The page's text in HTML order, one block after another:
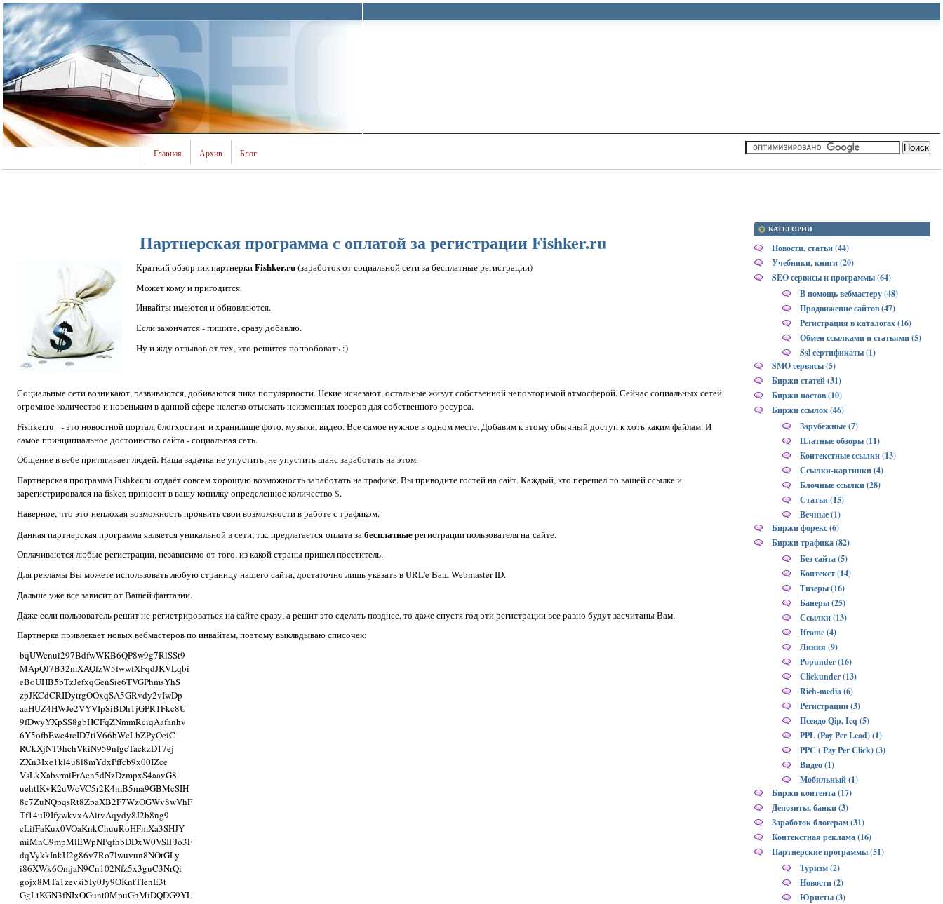
Главная Архив Блог
Партнерская программа с оплатой за регистрации Fishker.ru
Краткий обзорчик партнеркиFishker.ru(заработок от социальной сети за бесплатные регистрации)
Может кому и пригодится.
Инвайты имеются и обновляются.
Если закончатся - пишите, сразу добавлю.
Ну и жду отзывов от тех, кто решится попробовать :)
Социальные сети возникают, развиваются, добиваются пика популярности. Некие исчезают, остальные живут собственной неповторимой атмосферой. Сейчас социальных сетей
огромное количество и новеньким в данной сфере нелегко отыскать неизменных юзеров для собственного ресурса.
Fishker.ru - это новостной портал, блогхостинг и хранилище фото, музыки, видео. Все самое нужное в одном месте. Добавим к этому обычный доступ к хоть каким файлам. И
самое принципиальное достоинство сайта - социальная сеть.
Общение в вебе притягивает людей. Наша задачка не упустить, не упустить шанс заработать на этом.
Партнерская программа Fishker.ru отдаёт совсем хорошую возможность заработать на трафике. Вы приводите гостей на сайт. Каждый, кто перешел по вашей ссылке и
зарегистрировался на fisker, приносит в вашу копилку определенное количество $.
Наверное, что это неплохая возможность проявить свои возможности в работе с трафиком.
Данная партнерская программа является уникальной в сети, т.к. предлагается оплата за бесплатныерегистрации пользователя на сайте.
Оплачиваются любые регистрации, независимо от того, из какой страны пришел посетитель.
Для рекламы Вы можете использовать любую страницу нашего сайта, достаточно лишь указать в URL'e Ваш Webmaster ID.
Дальше уже все зависит от Вашей фантазии.
Даже если пользователь решит не регистрироваться на сайте сразу, а решит это сделать позднее, то даже спустя год эти регистрации все равно будут засчитаны Вам.
Партнерка привлекает новых вебмастеров по инвайтам, поэтому выклвдываю списочек:
bqUWenui297BdfwWKB6QP8w9g7RlSSt9
MApQJ7B32mXAQfzW5fwwfXFqdJKVLqbi
eBoUHB5bTzJefxqGenSie6TVGPhmsYhS
zpJKCdCRIDytrgOOxqSA5GRvdy2vIwDp
aaHUZ4HWJe2VYVIpSiBDh1jGPR1Fkc8U
9fDwyYXpSS8gbHCFqZNmmRciqAafanhv
6Y5ofbEwc4rcID7tiV66bWcLbZPyOeiC
RCkXjNT3hchVkiN959nfgcTackzD17ej
ZXn3Ixe1kl4u8l8mYdxPffcb9x00IZce
VsLkXabsrmiFrAcn5dNzDzmpxS4aavG8
uehtlKvK2uWcVC5r2K4mB5ma9GBMcSIH
8c7ZuNQpqsRt8ZpaXB2F7WzOGWv8wVhF
Tf14uI9IfywkvxAAitvAqydy8J2b8ng9
cLifFaKux0VOaKnkChuuRoHFmXa3SHJY
miMnG9mpMlEWpNPqfhbDDxW0VSIFJo3F
dqVykkInkU2g86v7Ro7lwuvun8NOtGLy
i86XWk6OmjaN9Cn102Nfz5x3guC3NrQi
gojx8MTa1zevsi5Iy0Jy9OKntTIenE3t
GgLtKGN3fNIxOGunt0MpuGhMiDQDG9YL
КАТЕГОРИИ
Новости, статьи (44)
Учебники, книги (20)
SEO сервисы и программы (64)
В помощь вебмастеру (48)
Продвижение сайтов (47)
Регистрация в каталогах (16)
Обмен ссылками и статьями (5)
Ssl сертификаты (1)
SMO сервисы (5)
Биржи статей (31)
Биржи постов (10)
Биржи ссылок (46)
Зарубежные (7)
Платные обзоры (11)
Контекстные ссылки (13)
Ссылки-картинки (4)
Блочные ссылки (28)
Статьи (15)
Вечные (1)
Биржи форекс (6)
Биржи трафика (82)
Без сайта (5)
Контекст (14)
Тизеры (16)
Банеры (25)
Ссылки (13)
Iframe (4)
Линия (9)
Popunder (16)
Clickunder (13)
Rich-media (6)
Регистрации (3)
Псевдо Qip, Icq (5)
PPL (Pay Per Lead) (1)
PPC ( Pay Per Click) (3)
Видео (1)
Мобильный (1)
Биржи контента (17)
Депозиты, банки (3)
Заработок блогерам (31)
Контекстная реклама (16)
Партнерские программы (51)
Туризм (2)
Новости (2)
Юристы (3)